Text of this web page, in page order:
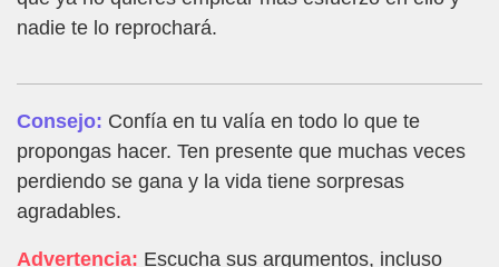
nadie te lo reprochará.
Consejo: Confía en tu valía en todo lo que te
propongas hacer. Ten presente que muchas veces
perdiendo se gana y la vida tiene sorpresas
agradables.
Advertencia: Escucha sus argumentos, incluso